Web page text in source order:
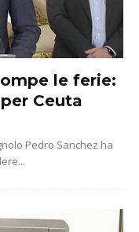
le ferie:
Ceuta
Pedro Sanchez ha